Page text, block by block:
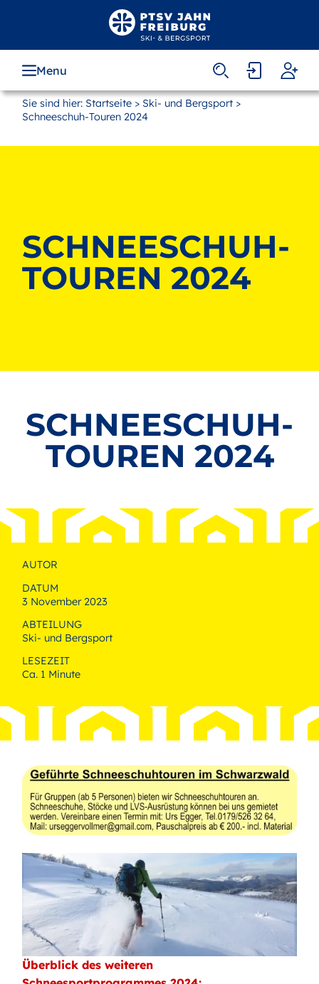
Menu
Sie sind hier: Startseite> Ski- und Bergsport>
Schneeschuh-Touren 2024
SCHNEESCHUH-
TOUREN 2024
SCHNEESCHUH-
TOUREN 2024
AUTOR
DATUM
3 November 2023
ABTEILUNG
Ski- und Bergsport
LESEZEIT
Ca. 1 Minute
Bild
Bild
Überblick des weiteren